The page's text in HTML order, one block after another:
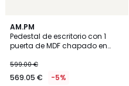
AM.PM
Pedestal de escritorio con 1
puerta de MDF chapado en
€
en
599.00 €
569.05 € -5%